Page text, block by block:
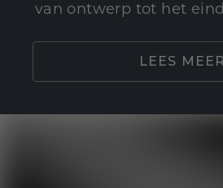
van ontwerp tot het
LEES MEER